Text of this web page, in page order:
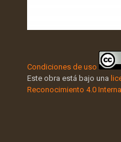
Condiciones de uso
Este obra está bajo una
Reconocimiento 4.0